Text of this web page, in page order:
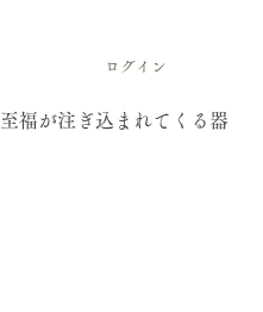
ログイン
至福が注ぎ込まれてくる器